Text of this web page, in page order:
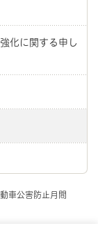
化に関する申し
車公害防止月間